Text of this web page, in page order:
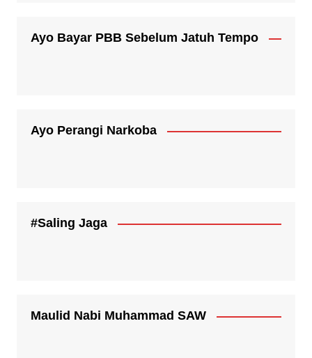
Ayo Bayar PBB Sebelum Jatuh Tempo
Ayo Perangi Narkoba
#Saling Jaga
Maulid Nabi Muhammad SAW